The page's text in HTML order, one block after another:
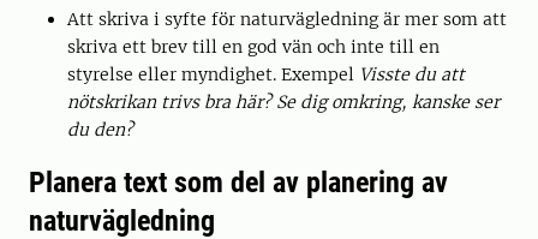
Att skriva i syfte för naturvägledning är mer som att
skriva ett brev till en god vän och inte till en
styrelse eller myndighet. Exempel Visste du att
nötskrikan trivs bra här? Se dig omkring, kanske ser
du den?
Planera text som del av planering av
naturvägledning